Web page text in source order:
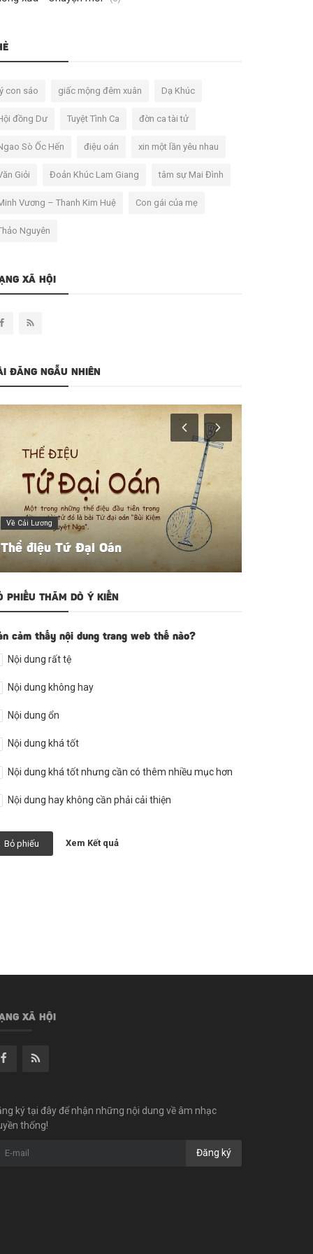
con sáo giấc mộng đêm xuân Dạ Khúc
đồng Dư Tuyệt Tình Ca đờn ca tài tử
Sò Ốc Hến điệu oán xin một lần yêu nhau
Giỏi Đoản Khúc Lam Giang tâm sự Mai Đình
Vương – Thanh Kim Huệ Con gái của mẹ
Nguyên
XÃ HỘI
ĐĂNG NGẪU NHIÊN
Về Cải Lương
Thể điệu Tứ Đại Oán
PHIẾU THĂM DÒ Ý KIẾN
cảm thấy nội dung trang web thế nào?
Nội dung rất tệ
Nội dung không hay
Nội dung ổn
Nội dung khá tốt
Nội dung khá tốt nhưng cần có thêm nhiều mục hơn
Nội dung hay không cần phải cải thiện
Bỏ phiếu Xem Kết quả
XÃ HỘI
ký tại đây để nhận những nội dung về âm nhạc
thống!
Đăng ký